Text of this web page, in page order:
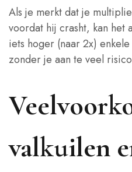
Als je merkt dat je
voordat hij crasht, kan het
iets hoger (naar 2x)
zonder je aan te veel
valkuilen